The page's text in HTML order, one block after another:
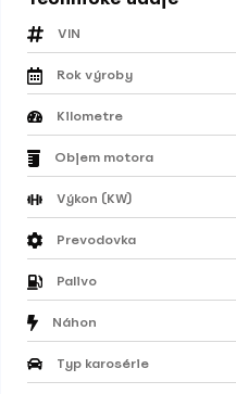
VIN
Rok výroby
Kilometre
Objem motora
Výkon (KW)
Prevodovka
Palivo
Náhon
Typ karosérie